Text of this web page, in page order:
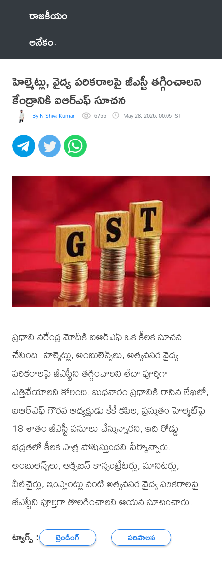
రాజకీయం
అనేకం
హెల్మెట్లు, వైద్య పరికరాలపై జీఎస్టీ తగ్గించాలని
కేంద్రానికి ఐఆర్‌ఎఫ్‌ సూచన
By N Shiva Kumar 6755 May 28, 2026, 00:05 IST
ప్రధాని నరేంద్ర మోదీకి ఐఆర్‌ఎఫ్‌ ఒక కీలక సూచన
చేసింది. హెల్మెట్లు, అంబులెన్స్‌లు, అత్యవసర వైద్య
పరికరాలపై జీఎస్టీని తగ్గించాలని లేదా పూర్తిగా
ఎత్తివేయాలని కోరింది. బుధవారం ప్రధానికి రాసిన లేఖలో,
ఐఆర్‌ఎఫ్‌ గౌరవ అధ్యక్షుడు కేకే కపిల, ప్రస్తుతం హెల్మెట్‌పై
18 శాతం జీఎస్టీ వసూలు చేస్తున్నారని, ఇది రోడ్డు
భద్రతలో కీలక పాత్ర పోషిస్తుందని పేర్కొన్నారు.
అంబులెన్స్‌లు, ఆక్సిజన్ కాన్సంట్రేటర్లు, మానిటర్లు,
వీల్‌చైర్లు, ఇంప్లాంట్లు వంటి అత్యవసర వైద్య పరికరాలపై
జీఎస్టీని పూర్తిగా తొలగించాలని ఆయన సూచించారు.
ట్యాగ్స్ : ట్రెండింగ్ పరిపాలన